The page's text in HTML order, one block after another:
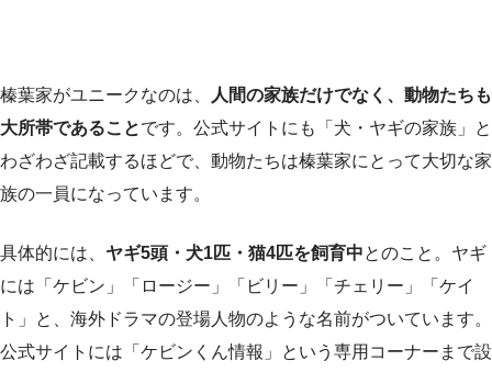
榛葉家がユニークなのは、
人間の家族だけでなく、動物たちも
大所帯であることです。公式サイトにも「犬・ヤギの家族」と
わざわざ記載するほどで、動物たちは榛葉家にとって大切な家
族の一員になっています。
具体的には、 ヤギ5頭・犬1匹・猫4匹を飼育中とのこと。ヤギ
には「ケビン」「ロージー」「ビリー」「チェリー」「ケイ
ト」と、海外ドラマの登場人物のような名前がついています。
公式サイトには「ケビンくん情報」という専用コーナーまで設